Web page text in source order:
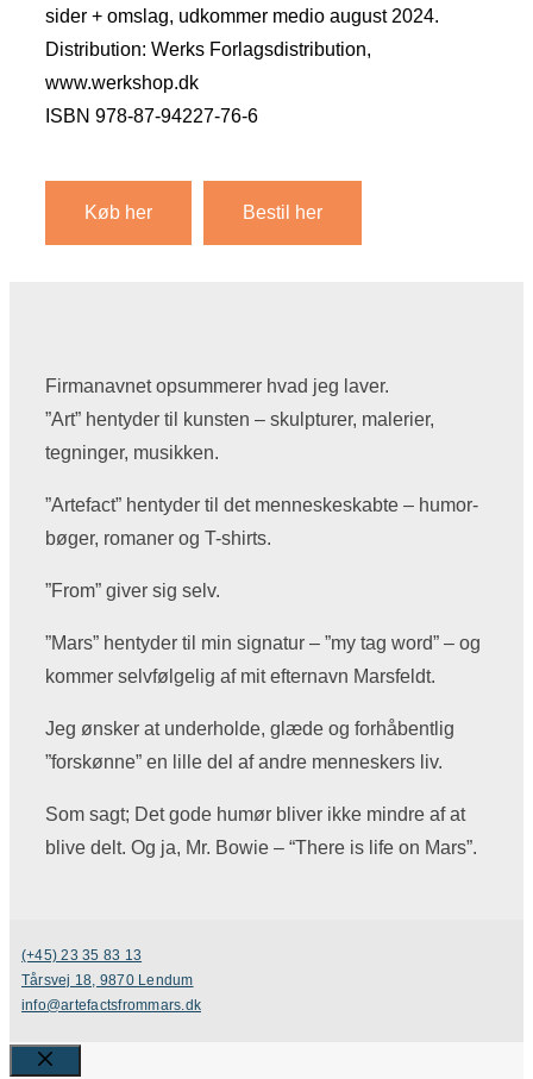
sider + omslag, udkommer medio august 2024.
Distribution: Werks Forlagsdistribution,
www.werkshop.dk
ISBN 978-87-94227-76-6
Køb her Bestil her
Firmanavnet opsummerer hvad jeg laver.
”Art” hentyder til kunsten – skulpturer, malerier,
tegninger, musikken.
”Artefact” hentyder til det menneskeskabte – humor-
bøger, romaner og T-shirts.
”From” giver sig selv.
”Mars” hentyder til min signatur – ”my tag word” – og
kommer selvfølgelig af mit efternavn Marsfeldt.
Jeg ønsker at underholde, glæde og forhåbentlig
”forskønne” en lille del af andre menneskers liv.
Som sagt; Det gode humør bliver ikke mindre af at
blive delt. Og ja, Mr. Bowie – “There is life on Mars”.
(+45) 23 35 83 13
Tårsvej 18, 9870 Lendum
info@artefactsfrommars.dk